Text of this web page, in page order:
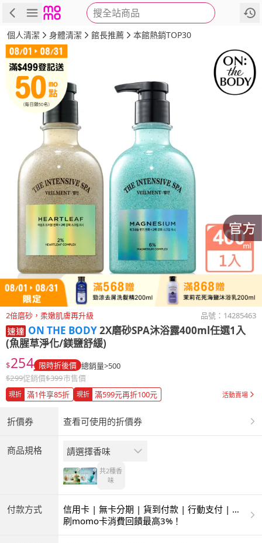
搜全站商品
商品 評價 詳情
個人清潔 身體清潔 館長推薦 本館熱銷TOP30
2倍磨砂，柔嫩肌膚再升級 品號： 14285463
ON THE BODY2X磨砂SPA沐浴露400ml任選1入
(魚腥草淨化/鎂鹽舒緩)
$254 限時折後價 總銷量>500
$299促銷價$399市售價
現折 滿1件享85折 現折 滿599元再折100元 活動賣場
折價券 查看可使用的折價券
商品規格 請選擇香味
共2種香
味
付款方式
信用卡 | 無卡分期 | 貨到付款 | 行動支付 | 超
商付款 | ATM | 銀聯卡
刷momo卡消費回饋最高3%！